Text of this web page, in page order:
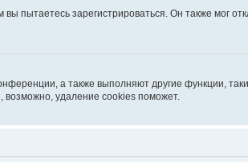
пытаетесь зарегистрироваться. Он также мог
а также выполняют другие функции,
возможно, удаление cookies поможет.